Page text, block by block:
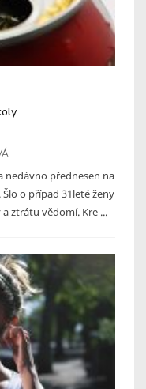
nedávno přednesen na
o případ 31leté ženy
ztrátu vědomí. Kre ...